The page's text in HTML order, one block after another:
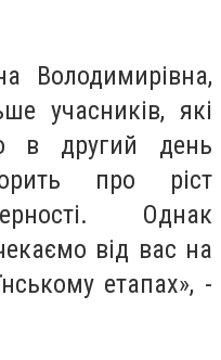
Володимирівна,
учасників, які
в другий день
про ріст
Однак
від вас на
етапах», -